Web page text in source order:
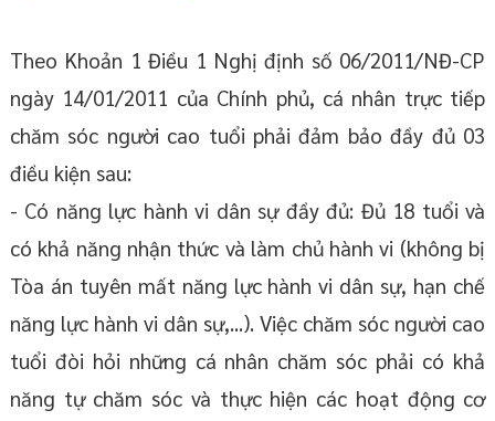
Theo Khoản 1 Điều 1 Nghị định số 06/2011/NĐ-CP
ngày 14/01/2011 của Chính phủ, cá nhân trực tiếp
chăm sóc người cao tuổi phải đảm bảo đầy đủ 03
điều kiện sau:
- Có năng lực hành vi dân sự đầy đủ: Đủ 18 tuổi và
có khả năng nhận thức và làm chủ hành vi (không bị
Tòa án tuyên mất năng lực hành vi dân sự, hạn chế
năng lực hành vi dân sự,...). Việc chăm sóc người cao
tuổi đòi hỏi những cá nhân chăm sóc phải có khả
năng tự chăm sóc và thực hiện các hoạt động cơ